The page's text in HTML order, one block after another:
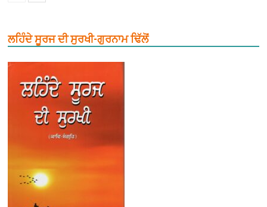
ਲਹਿੰਦੇ ਸੂਰਜ ਦੀ ਸੁਰਖੀ-ਗੁਰਨਾਮ ਢਿੱਲੋਂ